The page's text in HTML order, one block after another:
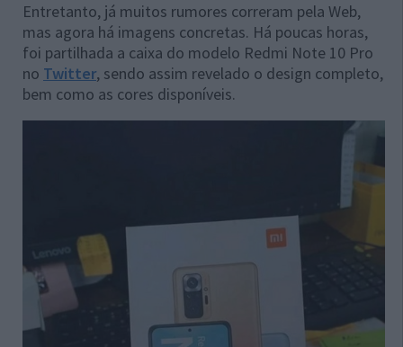
Entretanto, já muitos rumores correram pela Web,
mas agora há imagens concretas. Há poucas horas,
foi partilhada a caixa do modelo Redmi Note 10 Pro
no Twitter, sendo assim revelado o design completo,
bem como as cores disponíveis.